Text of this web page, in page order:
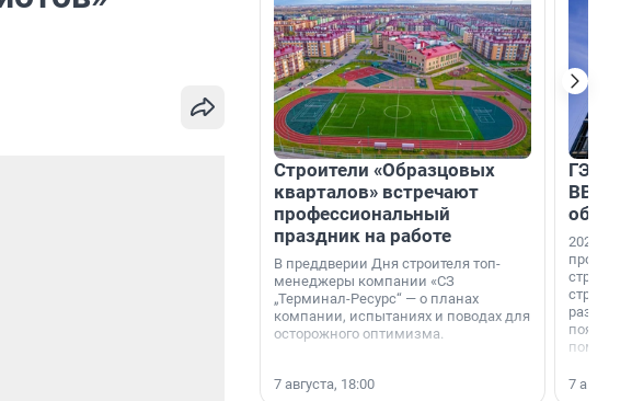
Строители «Образцовых
кварталов» встречают
профессиональный
праздник на работе
В преддверии Дня строителя топ-
менеджеры компании «СЗ
„Терминал-Ресурс“ — о планах
компании, испытаниях и поводах для
осторожного оптимизма.
7 августа, 18:00
ГЭС,
ВВП: в
об
2026-й —
раз. В
7